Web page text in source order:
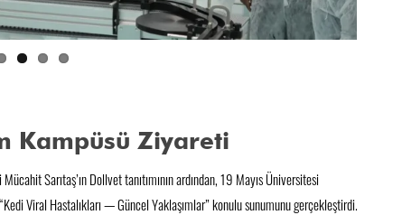
Kampüsü Ziyareti
Sarıtaş’ın Dollvet tanıtımının ardından, 19 Mayıs Üniversitesi
Viral Hastalıkları — Güncel Yaklaşımlar” konulu sunumunu gerçekleştirdi.